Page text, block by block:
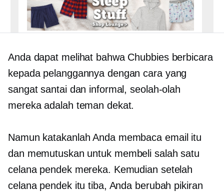
Anda dapat melihat bahwa Chubbies berbicara
kepada pelanggannya dengan cara yang
sangat santai dan informal, seolah-olah
mereka adalah teman dekat.
Namun katakanlah Anda membaca email itu
dan memutuskan untuk membeli salah satu
celana pendek mereka. Kemudian setelah
celana pendek itu tiba, Anda berubah pikiran